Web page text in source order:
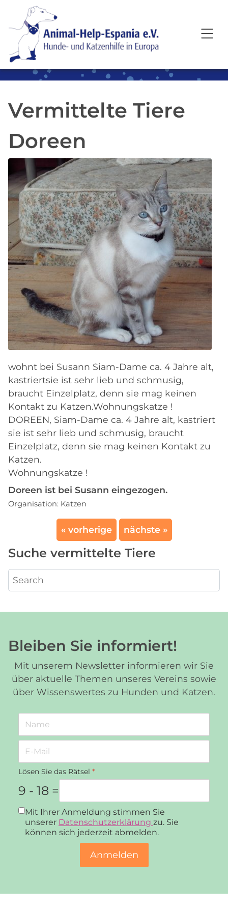
SKIP TO MAIN CONTENT
Vermittelte Tiere
Doreen
wohnt bei Susann Siam-Dame ca. 4 Jahre alt,
kastriertsie ist sehr lieb und schmusig,
braucht Einzelplatz, denn sie mag keinen
Kontakt zu Katzen.Wohnungskatze !
DOREEN, Siam-Dame ca. 4 Jahre alt, kastriert
sie ist sehr lieb und schmusig, braucht
Einzelplatz, denn sie mag keinen Kontakt zu
Katzen.
Wohnungskatze !
Doreen ist bei Susann eingezogen.
Organisation: Katzen
« vorherige nächste »
Suche vermittelte Tiere
Bleiben Sie informiert!
Mit unserem Newsletter informieren wir Sie
über aktuelle Themen unseres Vereins sowie
über Wissenswertes zu Hunden und Katzen.
Lösen Sie das Rätsel *
9 - 18 =
Datenschutz*
Mit Ihrer Anmeldung stimmen Sie
unserer Datenschutzerklärung zu. Sie
können sich jederzeit abmelden.
Anmelden